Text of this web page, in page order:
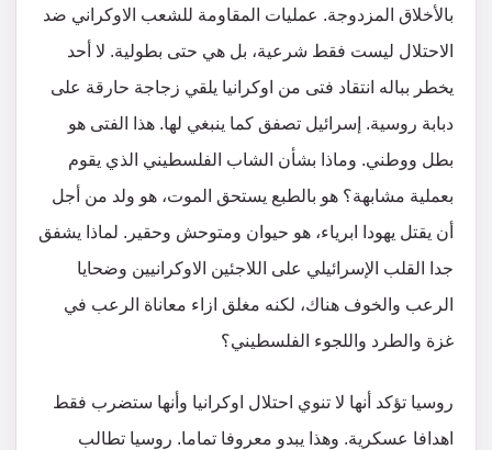
بالأخلاق المزدوجة. عمليات المقاومة للشعب الاوكراني ضد
الاحتلال ليست فقط شرعية، بل هي حتى بطولية. لا أحد
يخطر بباله انتقاد فتى من اوكرانيا يلقي زجاجة حارقة على
دبابة روسية. إسرائيل تصفق كما ينبغي لها. هذا الفتى هو
بطل ووطني. وماذا بشأن الشاب الفلسطيني الذي يقوم
بعملية مشابهة؟ هو بالطبع يستحق الموت، هو ولد من أجل
أن يقتل يهودا ابرياء، هو حيوان ومتوحش وحقير. لماذا يشفق
جدا القلب الإسرائيلي على اللاجئين الاوكرانيين وضحايا
الرعب والخوف هناك، لكنه مغلق ازاء معاناة الرعب في
غزة والطرد واللجوء الفلسطيني؟
روسيا تؤكد أنها لا تنوي احتلال اوكرانيا وأنها ستضرب فقط
اهدافا عسكرية. وهذا يبدو معروفا تماما. روسيا تطالب